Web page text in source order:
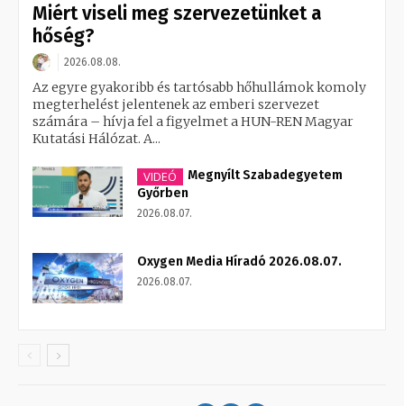
Miért viseli meg szervezetünket a
hőség?
2026.08.08.
Az egyre gyakoribb és tartósabb hőhullámok komoly
megterhelést jelentenek az emberi szervezet
számára – hívja fel a figyelmet a HUN-REN Magyar
Kutatási Hálózat. A...
VIDEÓ
Megnyílt Szabadegyetem
Győrben
2026.08.07.
Oxygen Media Híradó 2026.08.07.
2026.08.07.